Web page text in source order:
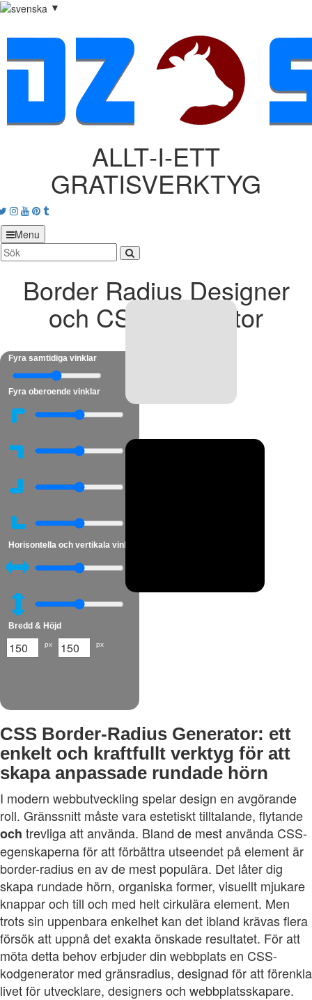
▼
ALLT‑I‑ETT
GRATISVERKTYG
Twitter
Instagram
Youtube
Pinterest
tumblr
Menu
Border Radius Designer
och CSS‑generator
Fyra samtidiga vinklar
Fyra oberoende vinklar
Horisontella och vertikala vinklar
Bredd & Höjd
px px
CSS Border-Radius Generator: ett
enkelt och kraftfullt verktyg för att
skapa anpassade rundade hörn
I modern webbutveckling spelar design en avgörande
roll. Gränssnitt måste vara estetiskt tilltalande, flytande
och trevliga att använda. Bland de mest använda CSS-
egenskaperna för att förbättra utseendet på element är
border-radius en av de mest populära. Det låter dig
skapa rundade hörn, organiska former, visuellt mjukare
knappar och till och med helt cirkulära element. Men
trots sin uppenbara enkelhet kan det ibland krävas flera
försök att uppnå det exakta önskade resultatet. För att
möta detta behov erbjuder din webbplats en CSS-
kodgenerator med gränsradius, designad för att förenkla
livet för utvecklare, designers och webbplatsskapare.